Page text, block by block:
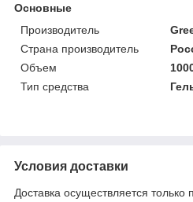
Основные
Производитель
Страна производитель
Объем
Тип средства
Условия доставки
Доставка осуществляется только